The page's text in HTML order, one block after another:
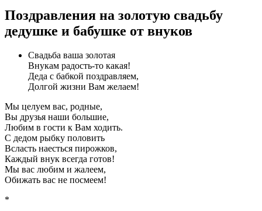
Поздравления на золотую свадьбу
дедушке и бабушке от внуков
Свадьба ваша золотая
Внукам радость-то какая!
Деда с бабкой поздравляем,
Долгой жизни Вам желаем!
Мы целуем вас, родные,
Вы друзья наши большие,
Любим в гости к Вам ходить.
С дедом рыбку половить
Всласть наесться пирожков,
Каждый внук всегда готов!
Мы вас любим и жалеем,
Обижать вас не посмеем!
*